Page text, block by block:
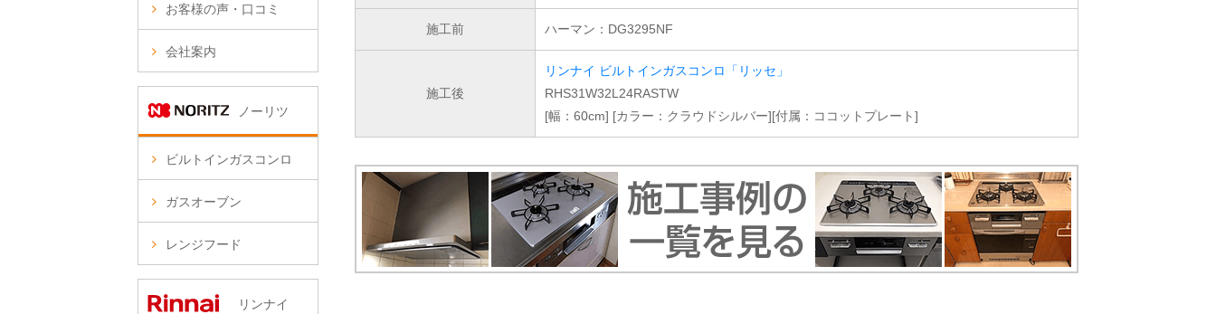
施工前 ハーマン：DG3295NF
施工後
リンナイ ビルトインガスコンロ「リッセ」
RHS31W32L24RASTW
[幅：60cm] [カラー：クラウドシルバー][付属：ココットプレート]
お客様の声・口コミ
会社案内
ノーリツ
ビルトインガスコンロ
ガスオーブン
レンジフード
リンナイ